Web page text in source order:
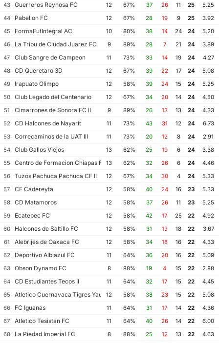
43
Guerreros Reynosa FC 12 67% 37 26 11 25
5.25
44
Pabellon FC 12 67% 28 19 9 25
3.92
45
FormaFutIntegral AC 10 80% 38 14 24 24
5.20
46
La Tribu de Ciudad Juarez FC 9 89% 28 7 21 24
3.89
47
Club Sangre de Campeon 11 73% 33 14 19 24
4.27
48
CD Queretaro 3D 12 67% 39 22 17 24
5.08
49
Irapuato Olimpo 12 58% 39 24 15 24
5.25
50
Club Legado del Centenario 12 67% 34 20 14 24
4.50
51
Cimarrones de Sonora FC II 9 89% 26 13 13 24
4.33
52
CD Halcones de Nayarit 11 73% 43 31 12 24
6.73
53
Correcaminos de la UAT III 11 73% 20 12 8 24
2.91
54
Club Gallos Viejos 13 62% 25 19 6 24
3.38
55
Centro de Formacion Chiapas Futbol
13 62% 32 26 6 24
4.46
56
Tuzos Pachuca Pachuca CF II 12 67% 34 30 4 24
5.33
57
CF Cadereyta 12 58% 40 24 16 23
5.33
58
CD Matamoros 12 58% 37 26 11 23
5.25
59
Ecatepec FC 12 58% 42 17 25 22
4.92
60
Halcones de Saltillo FC 12 58% 31 13 18 22
3.67
61
Alebrijes de Oaxaca FC 12 58% 34 18 16 22
4.33
62
Deportivo Albiazul FC 11 64% 36 20 16 22
5.09
63
Obson Dynamo FC 8 88% 19 4 15 22
2.88
64
CD Estudiantes Tecos II 11 64% 32 17 15 22
4.45
65
Atletico Cuernavaca Tigres Yautepec
12 58% 38 23 15 22
5.08
66
FC Iguanas 11 64% 31 17 14 22
4.36
67
Atletico Tesistan FC 11 64% 40 26 14 22
6.00
68
La Piedad Imperial FC 8 88% 25 12 13 22
4.63